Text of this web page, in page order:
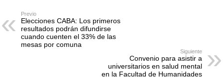
Previo
Elecciones CABA: Los primeros
resultados podrán difundirse
cuando cuenten el 33% de las
mesas por comuna
Siguiente
Convenio para asistir a
universitarios en salud mental
en la Facultad de Humanidades